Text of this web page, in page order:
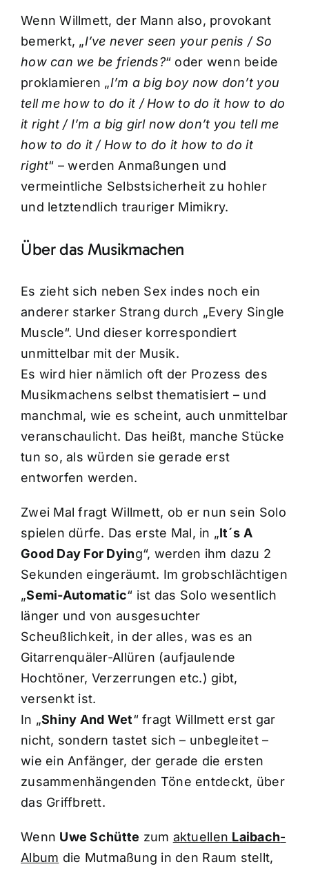
Wenn Willmett, der Mann also, provokant
bemerkt, „I’ve never seen your penis / So
how can we be friends?“ oder wenn beide
proklamieren „I’m a big boy now don’t you
tell me how to do it / How to do it how to do
it right / I’m a big girl now don’t you tell me
how to do it / How to do it how to do it
right“ – werden Anmaßungen und
vermeintliche Selbstsicherheit zu hohler
und letztendlich trauriger Mimikry.
Über das Musikmachen
Es zieht sich neben Sex indes noch ein
anderer starker Strang durch „Every Single
Muscle“. Und dieser korrespondiert
unmittelbar mit der Musik.
Es wird hier nämlich oft der Prozess des
Musikmachens selbst thematisiert – und
manchmal, wie es scheint, auch unmittelbar
veranschaulicht. Das heißt, manche Stücke
tun so, als würden sie gerade erst
entworfen werden.
Zwei Mal fragt Willmett, ob er nun sein Solo
spielen dürfe. Das erste Mal, in „It´s A
Good Day For Dying“, werden ihm dazu 2
Sekunden eingeräumt. Im grobschlächtigen
„Semi-Automatic“ ist das Solo wesentlich
länger und von ausgesuchter
Scheußlichkeit, in der alles, was es an
Gitarrenquäler-Allüren (aufjaulende
Hochtöner, Verzerrungen etc.) gibt,
versenkt ist.
In „Shiny And Wet“ fragt Willmett erst gar
nicht, sondern tastet sich – unbegleitet –
wie ein Anfänger, der gerade die ersten
zusammenhängenden Töne entdeckt, über
das Griffbrett.
Wenn Uwe Schütte zum aktuellen Laibach-
Album die Mutmaßung in den Raum stellt,